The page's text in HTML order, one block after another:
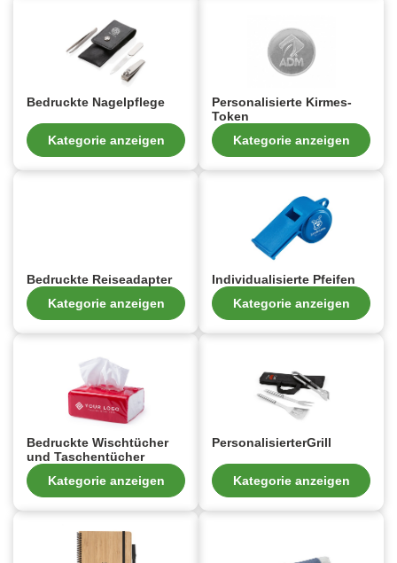
Bedruckte Nagelpflege
Kategorie anzeigen
Personalisierte Kirmes-
Token
Kategorie anzeigen
Bedruckte Reiseadapter
Kategorie anzeigen
Individualisierte Pfeifen
Kategorie anzeigen
Bedruckte Wischtücher
und Taschentücher
Kategorie anzeigen
PersonalisierterGrill
Kategorie anzeigen